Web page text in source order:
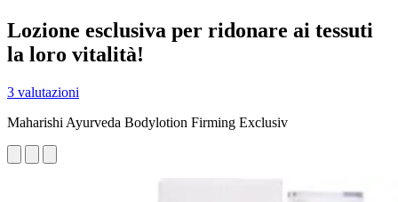
Lozione esclusiva per ridonare ai tessuti
la loro vitalità!
3 valutazioni
Maharishi Ayurveda Bodylotion Firming Exclusiv